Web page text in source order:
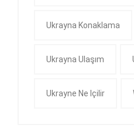
Ukrayna Konaklama
Ukrayna Ulaşım
Ukrayne Ne Içilir